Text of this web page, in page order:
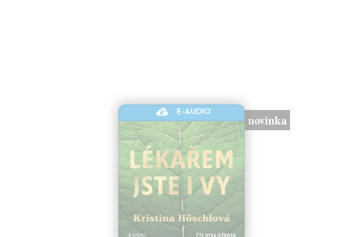
E-AUDIO
novinka